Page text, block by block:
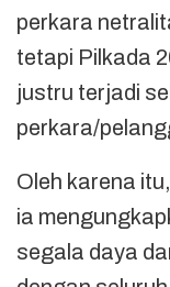
perkara
tetapi Pilkada
justru terjadi
perkara/
Oleh karena
ia
segala daya